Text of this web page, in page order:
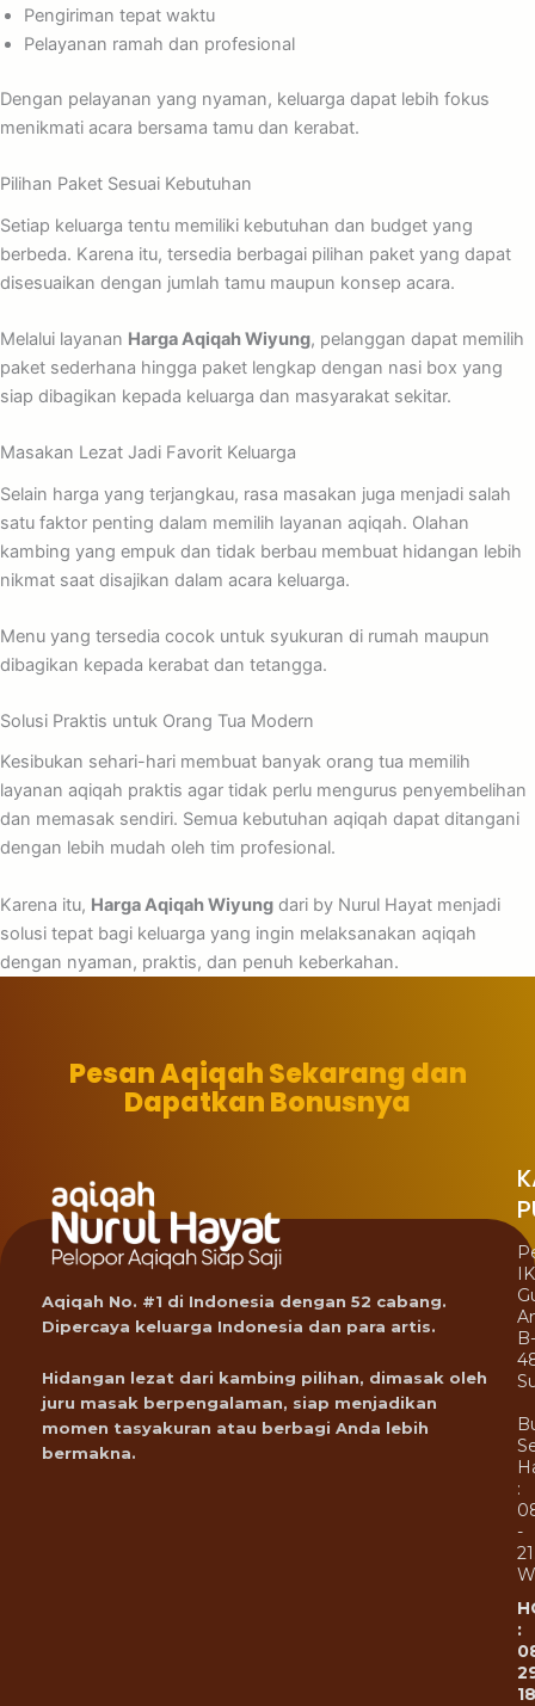
Pengiriman tepat waktu
Pelayanan ramah dan profesional
Dengan pelayanan yang nyaman, keluarga dapat lebih fokus
menikmati acara bersama tamu dan kerabat.
Pilihan Paket Sesuai Kebutuhan
Setiap keluarga tentu memiliki kebutuhan dan budget yang
berbeda. Karena itu, tersedia berbagai pilihan paket yang dapat
disesuaikan dengan jumlah tamu maupun konsep acara.
Melalui layanan Harga Aqiqah Wiyung, pelanggan dapat memilih
paket sederhana hingga paket lengkap dengan nasi box yang
siap dibagikan kepada keluarga dan masyarakat sekitar.
Masakan Lezat Jadi Favorit Keluarga
Selain harga yang terjangkau, rasa masakan juga menjadi salah
satu faktor penting dalam memilih layanan aqiqah. Olahan
kambing yang empuk dan tidak berbau membuat hidangan lebih
nikmat saat disajikan dalam acara keluarga.
Menu yang tersedia cocok untuk syukuran di rumah maupun
dibagikan kepada kerabat dan tetangga.
Solusi Praktis untuk Orang Tua Modern
Kesibukan sehari-hari membuat banyak orang tua memilih
layanan aqiqah praktis agar tidak perlu mengurus penyembelihan
dan memasak sendiri. Semua kebutuhan aqiqah dapat ditangani
dengan lebih mudah oleh tim profesional.
Karena itu, Harga Aqiqah Wiyung dari by Nurul Hayat menjadi
solusi tepat bagi keluarga yang ingin melaksanakan aqiqah
dengan nyaman, praktis, dan penuh keberkahan.
Pesan Aqiqah Sekarang dan
Dapatkan Bonusnya
Aqiqah No. #1 di Indonesia dengan 52 cabang.
Dipercaya keluarga Indonesia dan para artis.
Hidangan lezat dari kambing pilihan, dimasak oleh
juru masak berpengalaman, siap menjadikan
momen tasyakuran atau berbagi Anda lebih
bermakna.
B-
:
-
: